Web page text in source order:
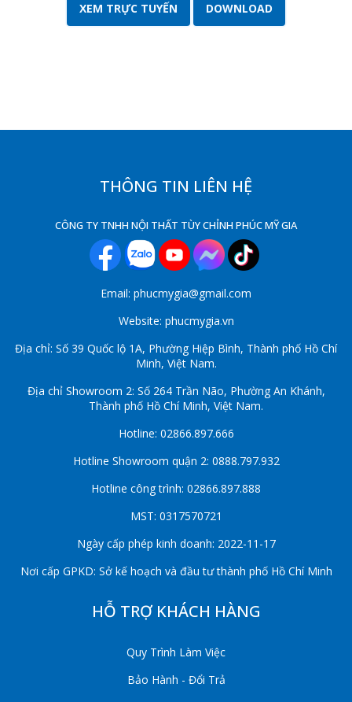
XEM TRỰC TUYẾN DOWNLOAD
THÔNG TIN LIÊN HỆ
CÔNG TY TNHH NỘI THẤT TÙY CHỈNH PHÚC MỸ GIA
Email: phucmygia@gmail.com
Website: phucmygia.vn
Địa chỉ: Số 39 Quốc lộ 1A, Phường Hiệp Bình, Thành phố Hồ Chí
Minh, Việt Nam.
Địa chỉ Showroom 2: Số 264 Trần Não, Phường An Khánh,
Thành phố Hồ Chí Minh, Việt Nam.
Hotline: 02866.897.666
Hotline Showroom quận 2: 0888.797.932
Hotline công trình: 02866.897.888
MST: 0317570721
Ngày cấp phép kinh doanh: 2022-11-17
Nơi cấp GPKD: Sở kế hoạch và đầu tư thành phố Hồ Chí Minh
HỖ TRỢ KHÁCH HÀNG
Quy Trình Làm Việc
Bảo Hành - Đổi Trả